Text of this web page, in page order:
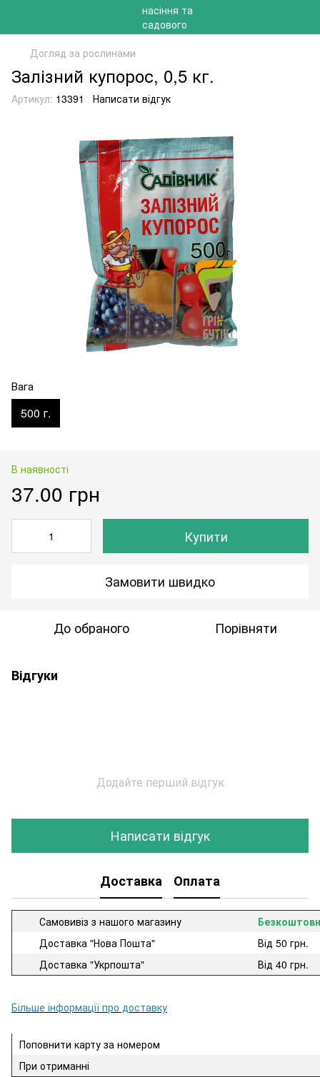
Догляд за рослинами
Залізний купорос, 0,5 кг.
Артикул: 13391 Написати відгук
Вага
500 г.
В наявності
37.00 грн
Купити
Замовити швидко
До обраного Порівняти
Відгуки
Додайте перший відгук
Написати відгук
Доставка Оплата
Самовивіз з нашого магазину
Доставка "Нова Пошта"
Від 50 грн.
Доставка "Укрпошта"
Від 40 грн.
Більше інформації про доставку
Поповнити карту за номером
При отриманні